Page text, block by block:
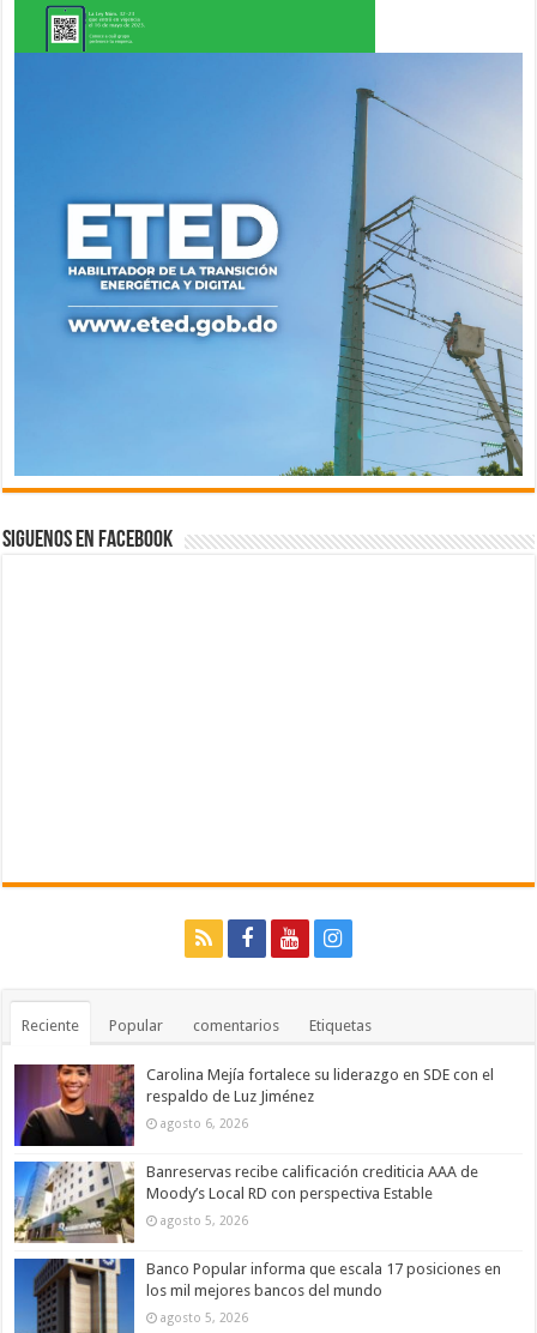
Siguenos en Facebook
Reciente Popular comentarios Etiquetas
Carolina Mejía fortalece su liderazgo en SDE con el
respaldo de Luz Jiménez
agosto 6, 2026
Banreservas recibe calificación crediticia AAA de
Moody’s Local RD con perspectiva Estable
agosto 5, 2026
Banco Popular informa que escala 17 posiciones en
los mil mejores bancos del mundo
agosto 5, 2026